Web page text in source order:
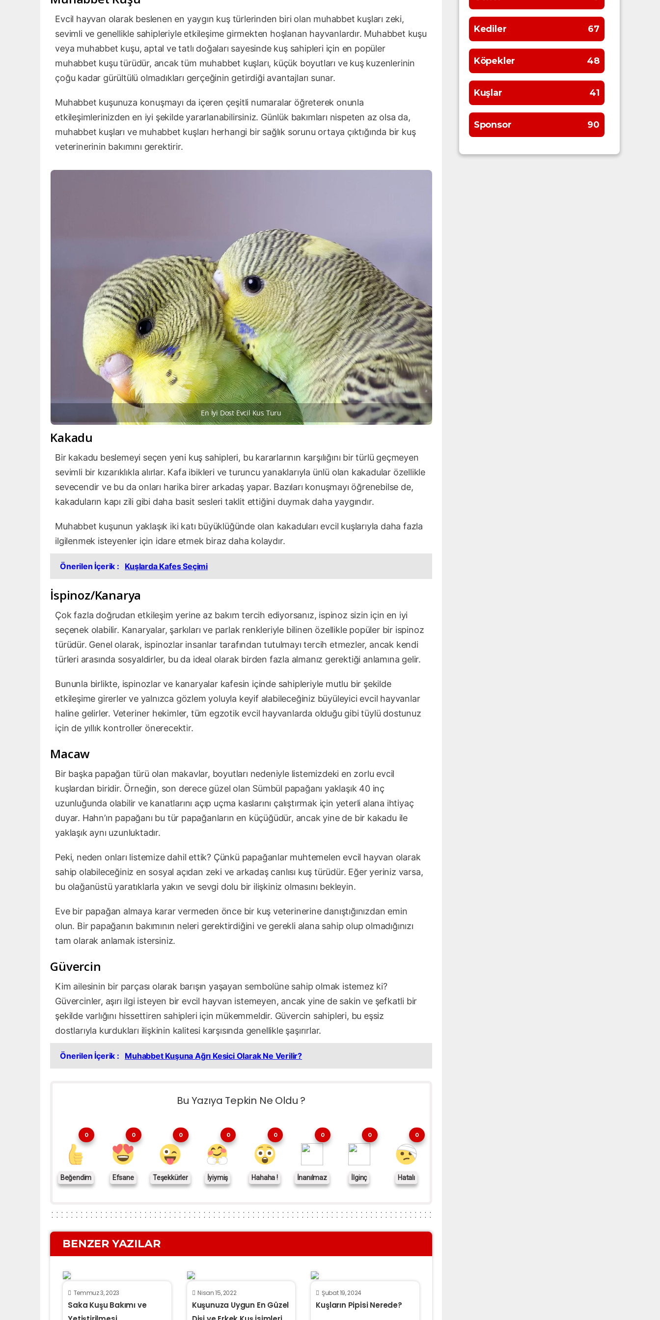
Evcil hayvan olarak beslenen en yaygın kuş türlerinden biri olan muhabbet kuşları zeki,
sevimli ve genellikle sahipleriyle etkileşime girmekten hoşlanan hayvanlardır. Muhabbet kuşu
veya muhabbet kuşu, aptal ve tatlı doğaları sayesinde kuş sahipleri için en popüler
muhabbet kuşu türüdür, ancak tüm muhabbet kuşları, küçük boyutları ve kuş kuzenlerinin
çoğu kadar gürültülü olmadıkları gerçeğinin getirdiği avantajları sunar.
Muhabbet kuşunuza konuşmayı da içeren çeşitli numaralar öğreterek onunla
etkileşimlerinizden en iyi şekilde yararlanabilirsiniz. Günlük bakımları nispeten az olsa da,
muhabbet kuşları ve muhabbet kuşları herhangi bir sağlık sorunu ortaya çıktığında bir kuş
veterinerinin bakımını gerektirir.
En İyi Dost Evcil Kus Turu
Kakadu
Bir kakadu beslemeyi seçen yeni kuş sahipleri, bu kararlarının karşılığını bir türlü geçmeyen
sevimli bir kızarıklıkla alırlar. Kafa ibikleri ve turuncu yanaklarıyla ünlü olan kakadular özellikle
sevecendir ve bu da onları harika birer arkadaş yapar. Bazıları konuşmayı öğrenebilse de,
kakaduların kapı zili gibi daha basit sesleri taklit ettiğini duymak daha yaygındır.
Muhabbet kuşunun yaklaşık iki katı büyüklüğünde olan kakaduları evcil kuşlarıyla daha fazla
ilgilenmek isteyenler için idare etmek biraz daha kolaydır.
Önerilen İçerik : Kuşlarda Kafes Seçimi
İspinoz/Kanarya
Çok fazla doğrudan etkileşim yerine az bakım tercih ediyorsanız, ispinoz sizin için en iyi
seçenek olabilir. Kanaryalar, şarkıları ve parlak renkleriyle bilinen özellikle popüler bir ispinoz
türüdür. Genel olarak, ispinozlar insanlar tarafından tutulmayı tercih etmezler, ancak kendi
türleri arasında sosyaldirler, bu da ideal olarak birden fazla almanız gerektiği anlamına gelir.
Bununla birlikte, ispinozlar ve kanaryalar kafesin içinde sahipleriyle mutlu bir şekilde
etkileşime girerler ve yalnızca gözlem yoluyla keyif alabileceğiniz büyüleyici evcil hayvanlar
haline gelirler. Veteriner hekimler, tüm egzotik evcil hayvanlarda olduğu gibi tüylü dostunuz
için de yıllık kontroller önerecektir.
Macaw
Bir başka papağan türü olan makavlar, boyutları nedeniyle listemizdeki en zorlu evcil
kuşlardan biridir. Örneğin, son derece güzel olan Sümbül papağanı yaklaşık 40 inç
uzunluğunda olabilir ve kanatlarını açıp uçma kaslarını çalıştırmak için yeterli alana ihtiyaç
duyar. Hahn’ın papağanı bu tür papağanların en küçüğüdür, ancak yine de bir kakadu ile
yaklaşık aynı uzunluktadır.
Peki, neden onları listemize dahil ettik? Çünkü papağanlar muhtemelen evcil hayvan olarak
sahip olabileceğiniz en sosyal açıdan zeki ve arkadaş canlısı kuş türüdür. Eğer yeriniz varsa,
bu olağanüstü yaratıklarla yakın ve sevgi dolu bir ilişkiniz olmasını bekleyin.
Eve bir papağan almaya karar vermeden önce bir kuş veterinerine danıştığınızdan emin
olun. Bir papağanın bakımının neleri gerektirdiğini ve gerekli alana sahip olup olmadığınızı
tam olarak anlamak istersiniz.
Güvercin
Kim ailesinin bir parçası olarak barışın yaşayan sembolüne sahip olmak istemez ki?
Güvercinler, aşırı ilgi isteyen bir evcil hayvan istemeyen, ancak yine de sakin ve şefkatli bir
şekilde varlığını hissettiren sahipleri için mükemmeldir. Güvercin sahipleri, bu eşsiz
dostlarıyla kurdukları ilişkinin kalitesi karşısında genellikle şaşırırlar.
Önerilen İçerik : Muhabbet Kuşuna Ağrı Kesici Olarak Ne Verilir?
Bu Yazıya Tepkin Ne Oldu ?
Beğendim
0
Efsane
0
Teşekkürler
0
İyiymiş
0
Hahaha !
0
İnanılmaz
0
İlginç
0
Hatalı
0
BENZER YAZILAR
Temmuz 3, 2023
Saka Kuşu Bakımı ve
Nisan 15, 2022
Kuşunuza Uygun En Güzel
Şubat 19, 2024
Kuşların Pipisi Nerede?
Kediler 67
Köpekler 48
Kuşlar 41
Sponsor 90